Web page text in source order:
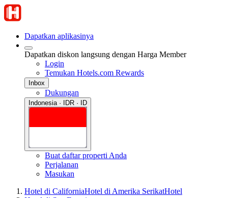
Dapatkan aplikasinya
Dapatkan diskon langsung dengan Harga Member
Login
Temukan Hotels.com Rewards
Inbox
Dukungan
Indonesia · IDR · ID
Buat daftar properti Anda
Perjalanan
Masukan
Hotel di CaliforniaHotel di Amerika SerikatHotel